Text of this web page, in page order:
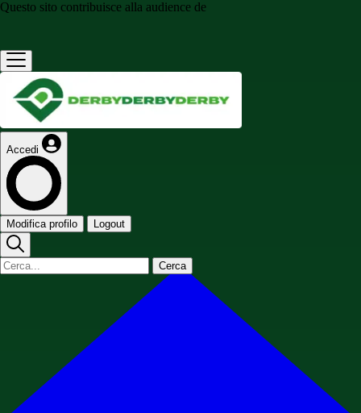
Questo sito contribuisce alla audience de
Accedi
Modifica profilo Logout
Cerca